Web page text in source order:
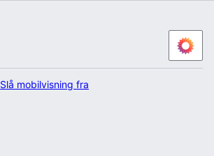
Slå mobilvisning fra